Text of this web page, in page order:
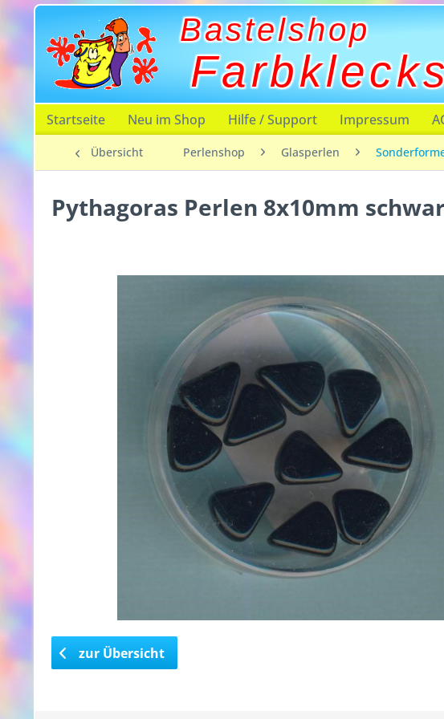
Bastelshop
Startseite Neu im Shop Hilfe / Support Impressum
Übersicht Perlenshop Glasperlen
Pythagoras Perlen 8x10mm
zur Übersicht